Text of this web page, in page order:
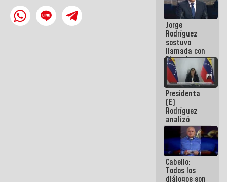
Venezuela"
a servidores
públicos
Jorge
Rodríguez
sostuvo
llamada con
Dinorah
Figuera y
acuerdan
primer
encuentro
presencial
para el
diálogo
Presidenta
(E)
Rodríguez
analizó
junto a
gobernadores
planes de
recuperación
del Sistema
Eléctrico
Cabello:
Todos los
diálogos son